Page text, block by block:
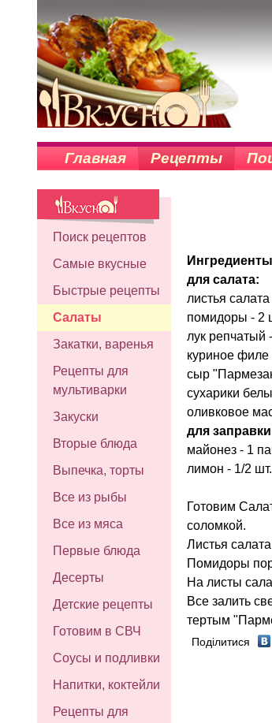
Главная Рецепты
Поиск рецептов
Самые вкусные
Быстрые рецепты
Салаты
Закатки, варенья
Рецепты для
мультиварки
Закуски
Вторые блюда
Выпечка, торты
Все из рыбы
Все из мяса
Первые блюда
Десерты
Детские рецепты
Готовим в СВЧ
Соусы и подливки
Напитки, коктейли
Рецепты для
для салата:
листья
помидоры - 2
лук репчатый
куриное филе
сыр
сухарики
оливковое
для
майонез - 1
лимон - 1/2 шт.
Готовим
соломкой.
Листья
Помидоры
На листы
Все залить
тертым
Поділитися